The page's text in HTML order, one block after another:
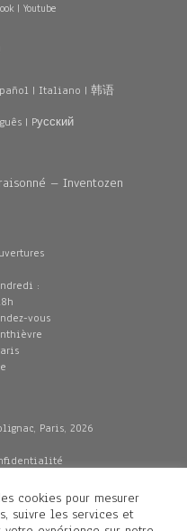
| Youtube
| Italiano | 韩语
| Pусский
– Inventozen
:
vous
Paris, 2026
cookies pour mesurer
suivre les services et